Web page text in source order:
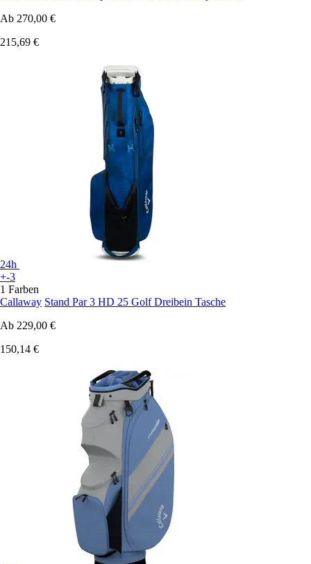
Ab 270,00 €
215,69 €
24h
+-3
1 Farben
Callaway Stand Par 3 HD 25 Golf Dreibein Tasche
Ab 229,00 €
150,14 €